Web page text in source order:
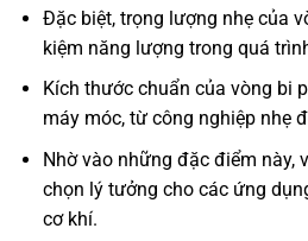
Đặc biệt, trọng lượng nhẹ của
kiệm năng lượng trong quá
Kích thước chuẩn của vòng bi
máy móc, từ công nghiệp nhẹ
Nhờ vào những đặc điểm này,
chọn lý tưởng cho các ứng
cơ khí.